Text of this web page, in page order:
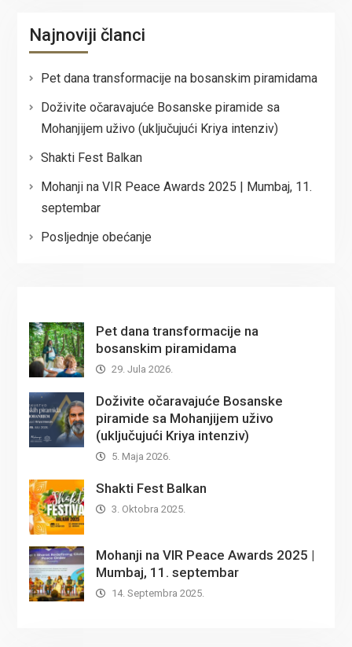
Najnoviji članci
Pet dana transformacije na bosanskim piramidama
Doživite očaravajuće Bosanske piramide sa
Mohanjijem uživo (uključujući Kriya intenziv)
Shakti Fest Balkan
Mohanji na VIR Peace Awards 2025 | Mumbaj, 11.
septembar
Posljednje obećanje
Pet dana transformacije na
bosanskim piramidama
29. Jula 2026.
Doživite očaravajuće Bosanske
piramide sa Mohanjijem uživo
(uključujući Kriya intenziv)
5. Maja 2026.
Shakti Fest Balkan
3. Oktobra 2025.
Mohanji na VIR Peace Awards 2025 |
Mumbaj, 11. septembar
14. Septembra 2025.